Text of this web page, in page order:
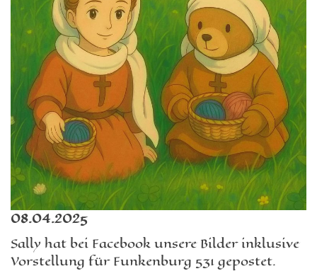
08.04.2025
Sally hat bei Facebook unsere Bilder inklusive
Vorstellung für Funkenburg 531 gepostet.